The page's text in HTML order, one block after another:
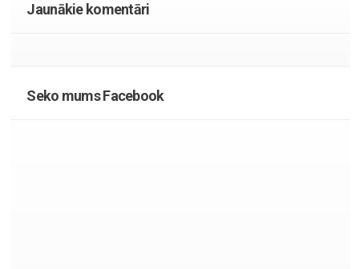
Jaunākie komentāri
Seko mums Facebook